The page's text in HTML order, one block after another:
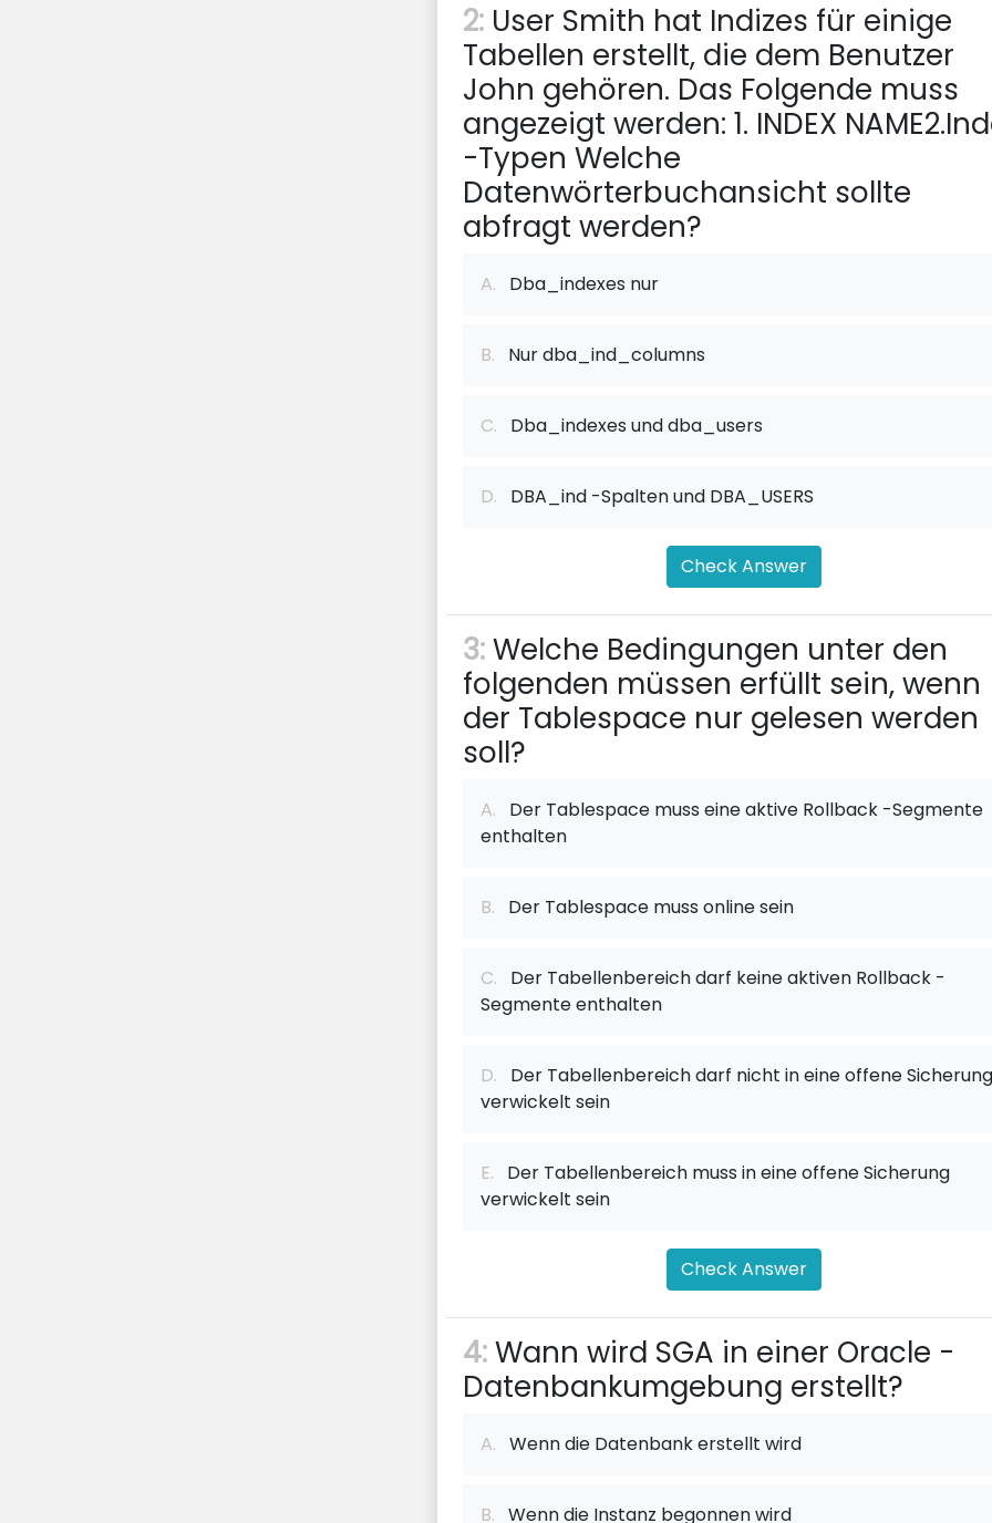
2: User Smith hat Indizes für einige
Tabellen erstellt, die dem Benutzer
John gehören. Das Folgende muss
angezeigt werden: 1. INDEX
-Typen Welche
Datenwörterbuchansicht sollte
abfragt werden?
A. Dba_indexes nur
B. Nur dba_ind_columns
C. Dba_indexes und dba_users
D. DBA_ind -Spalten und DBA_USERS
Check Answer
3:Welche Bedingungen unter den
folgenden müssen erfüllt sein, wenn
der Tablespace nur gelesen werden
soll?
A. Der Tablespace muss eine aktive Rollback -Segmente
enthalten
B. Der Tablespace muss online sein
C. Der Tabellenbereich darf keine aktiven Rollback -
Segmente enthalten
D. Der Tabellenbereich darf nicht in eine offene Sicherung
verwickelt sein
E. Der Tabellenbereich muss in eine offene Sicherung
verwickelt sein
Check Answer
4:Wann wird SGA in einer Oracle -
Datenbankumgebung erstellt?
A. Wenn die Datenbank erstellt wird
B. Wenn die Instanz begonnen wird